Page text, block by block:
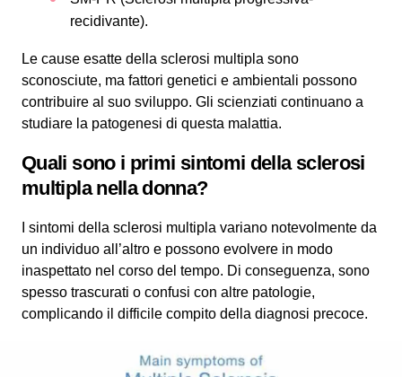
recidivante).
Le cause esatte della sclerosi multipla sono
sconosciute, ma fattori genetici e ambientali possono
contribuire al suo sviluppo. Gli scienziati continuano a
studiare la patogenesi di questa malattia.
Quali sono i primi sintomi della sclerosi
multipla nella donna?
I sintomi della sclerosi multipla variano notevolmente da
un individuo all’altro e possono evolvere in modo
inaspettato nel corso del tempo. Di conseguenza, sono
spesso trascurati o confusi con altre patologie,
complicando il difficile compito della diagnosi precoce.